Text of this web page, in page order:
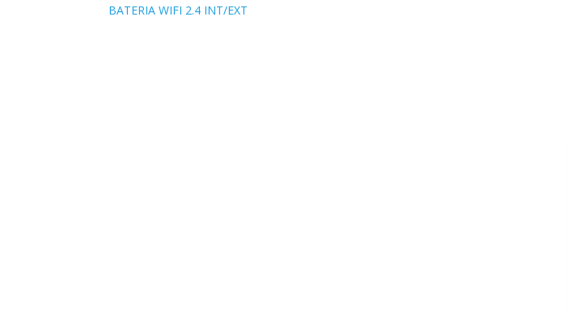
BATERIA WIFI 2.4 INT/EXT